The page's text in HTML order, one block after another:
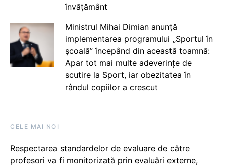
învățământ
Ministrul Mihai Dimian anunță
implementarea programului „Sportul în
școală” începând din această toamnă:
Apar tot mai multe adeverințe de
scutire la Sport, iar obezitatea în
rândul copiilor a crescut
CELE MAI NOI
Respectarea standardelor de evaluare de către
profesori va fi monitorizată prin evaluări externe,